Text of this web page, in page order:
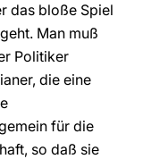
das bloße Spiel
Man muß
Politiker
die eine
für die
so daß sie